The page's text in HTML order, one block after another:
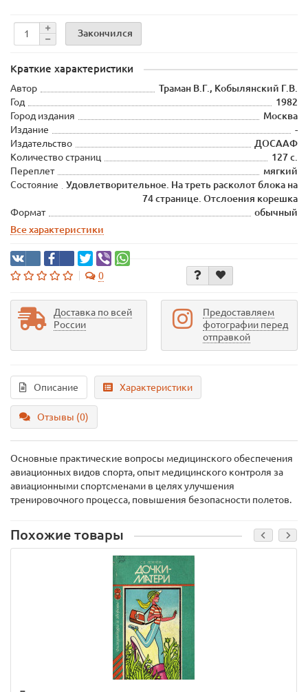
Закончился
Краткие характеристики
Автор
Траман В.Г., Кобылянский Г.В.
Год
1982
Город издания
Москва
Издание
-
Издательство
ДОСААФ
Количество страниц
127 с.
Переплет
мягкий
Состояние
Удовлетворительное. На треть расколот блока на
74 странице. Отслоения корешка
Формат
обычный
Все характеристики
0
Доставка по всей
России
Предоставляем
фотографии перед
отправкой
Описание Характеристики
Отзывы (0)
Основные практические вопросы медицинского обеспечения
авиационных видов спорта, опыт медицинского контроля за
авиационными спортсменами в целях улучшения
тренировочного процесса, повышения безопасности полетов.
Похожие товары